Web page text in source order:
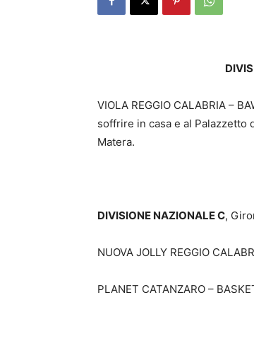
VIOLA REGGIO CALABRIA –
soffrire in casa e al Palazzetto
Matera.
DIVISIONE NAZIONALE C,
NUOVA JOLLY REGGIO
PLANET CATANZARO –